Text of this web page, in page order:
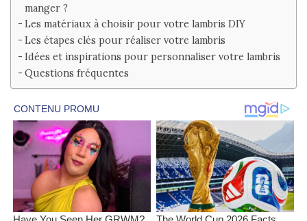
manger ?
Les matériaux à choisir pour votre lambris DIY
Les étapes clés pour réaliser votre lambris
Idées et inspirations pour personnaliser votre lambris
Questions fréquentes